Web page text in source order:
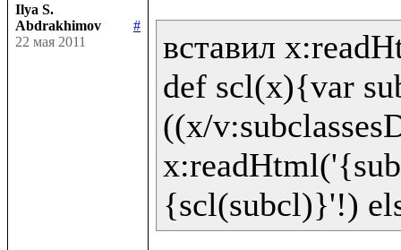
Ilya S.
Abdrakhimov
#
22 мая 2011
вставил
def scl(x){var
((x/